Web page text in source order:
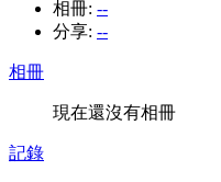
相冊: --
分享: --
相冊
現在還沒有相冊
記錄